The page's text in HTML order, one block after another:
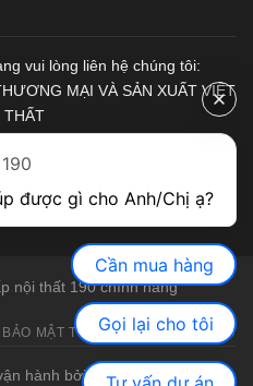
vui lòng liên hệ chúng tôi:
MẠI VÀ SẢN XUẤT VIỆT
THẤT
Thất 190. Mọi quyền được bảo
lưu.
nội thất 190 chính hãng
BẢO MẬT THÔNG TIN GIỚI THIỆU
hành bởi Việt Nội Thất | Bàn
Cần mua hàng
Gọi lại cho tôi